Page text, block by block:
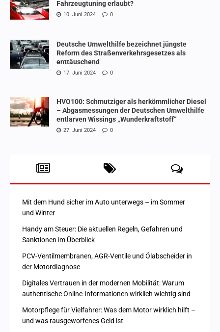
Fahrzeugtuning erlaubt?
10. Juni 2024 0
Deutsche Umwelthilfe bezeichnet jüngste
Reform des Straßenverkehrsgesetzes als
enttäuschend
17. Juni 2024 0
HVO100: Schmutziger als herkömmlicher Diesel
– Abgasmessungen der Deutschen Umwelthilfe
entlarven Wissings „Wunderkraftstoff“
27. Juni 2024 0
Mit dem Hund sicher im Auto unterwegs – im Sommer
und Winter
Handy am Steuer: Die aktuellen Regeln, Gefahren und
Sanktionen im Überblick
PCV-Ventilmembranen, AGR-Ventile und Ölabscheider in
der Motordiagnose
Digitales Vertrauen in der modernen Mobilität: Warum
authentische Online-Informationen wirklich wichtig sind
Motorpflege für Vielfahrer: Was dem Motor wirklich hilft –
und was rausgeworfenes Geld ist